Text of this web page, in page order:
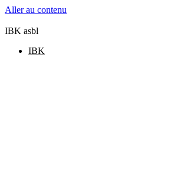
Aller au contenu
IBK asbl
IBK